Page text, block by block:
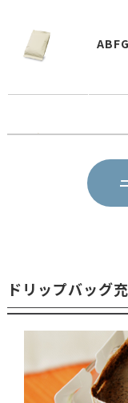
ドリップバッグ